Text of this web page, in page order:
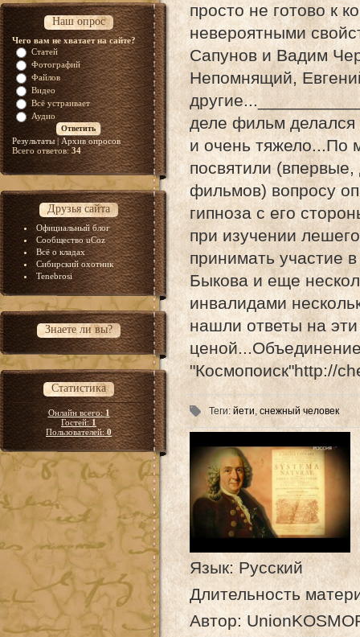
Наш опрос
Чего вам не хватает на сайте?
Статей
Фотографий
Файлов
Видео
Всё устраивает
Аудио
Результаты|Архив опросов
Всего ответов:34
Друзья сайта
Официальный блог
Сообщество uCoz
Всё о кладах
Сибирский охотник
Tenebrosi
Знаете ли вы?
Статистика
Онлайн всего:1
Гостей:1
Пользователей:0
просто не готово к
невероятными
Сапунов и Вадим
Непомнящий,
деле фильм делался
и очень тяжело...По
посвятили
фильмов) вопросу
гипноза с его
при изучении
принимать участие
Быкова и еще
инвалидами
нашли ответы на
"Космопоиск"http://
Теги: йети, снежный человек
Язык: Русский
Длительность
Автор: